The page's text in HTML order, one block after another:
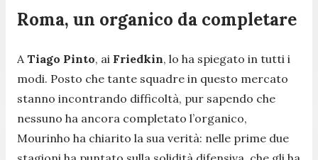
Roma, un organico da completare
A Tiago Pinto, ai Friedkin, lo ha spiegato in tutti i
modi. Posto che tante squadre in questo mercato
stanno incontrando difficoltà, pur sapendo che
nessuno ha ancora completato l’organico,
Mourinho ha chiarito la sua verità: nelle prime due